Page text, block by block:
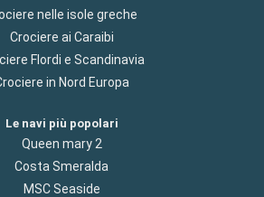
nelle isole greche
Crociere ai Caraibi
Flordi e Scandinavia
in Nord Europa
Le navi più popolari
Queen mary 2
Costa Smeralda
MSC Seaside